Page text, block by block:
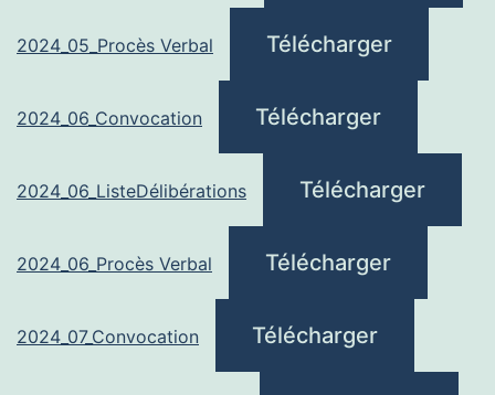
2024_05_Procès Verbal Télécharger
2024_06_Convocation Télécharger
2024_06_ListeDélibérations Télécharger
2024_06_Procès Verbal Télécharger
2024_07_Convocation Télécharger